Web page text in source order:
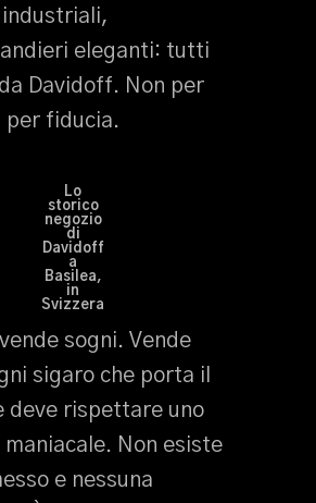
eleganti: tutti
Davidoff. Non per
per fiducia.
Lo
storico
negozio
di
Davidoff
a
Basilea,
in
Svizzera
sogni. Vende
sigaro che porta il
deve rispettare uno
Non esiste
e nessuna